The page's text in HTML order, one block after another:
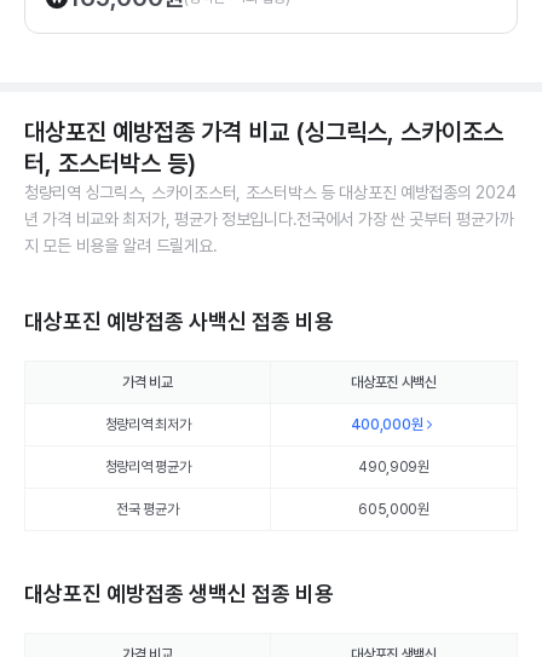
대상포진 예방접종 가격 비교 (싱그릭스, 스카이조스
터, 조스터박스 등)
청량리역 싱그릭스, 스카이조스터, 조스터박스 등 대상포진 예방접종의 2024
년 가격 비교와 최저가, 평균가 정보입니다.전국에서 가장 싼 곳부터 평균가까
지 모든 비용을 알려 드릴게요.
대상포진 예방접종 사백신 접종 비용
가격 비교 대상포진 사백신
청량리역 최저가 400,000원
청량리역 평균가 490,909원
전국 평균가 605,000원
대상포진 예방접종 생백신 접종 비용